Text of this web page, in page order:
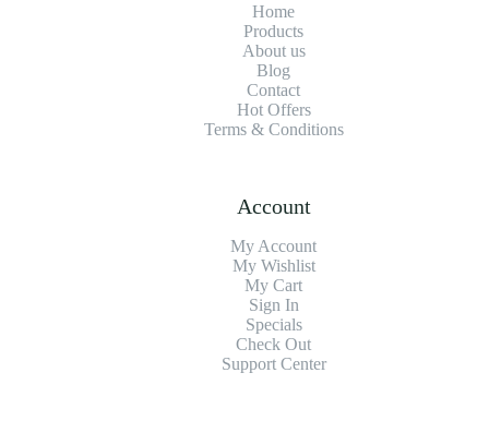
Home
Products
About us
Blog
Contact
Hot Offers
Terms & Conditions
Account
My Account
My Wishlist
My Cart
Sign In
Specials
Check Out
Support Center